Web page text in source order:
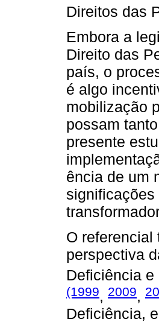
Direitos das
Embora a
Direito das
país, o
é algo
mobilização
possam
presente
ência de um
O referencial
perspectiva
Deficiência
(1999, 2009,
Deficiência,